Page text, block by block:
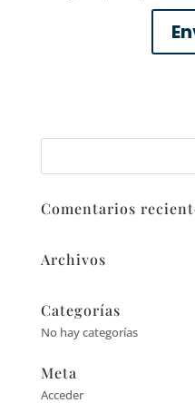
Comentarios
Archivos
Categorías
No hay categorías
Meta
Acceder